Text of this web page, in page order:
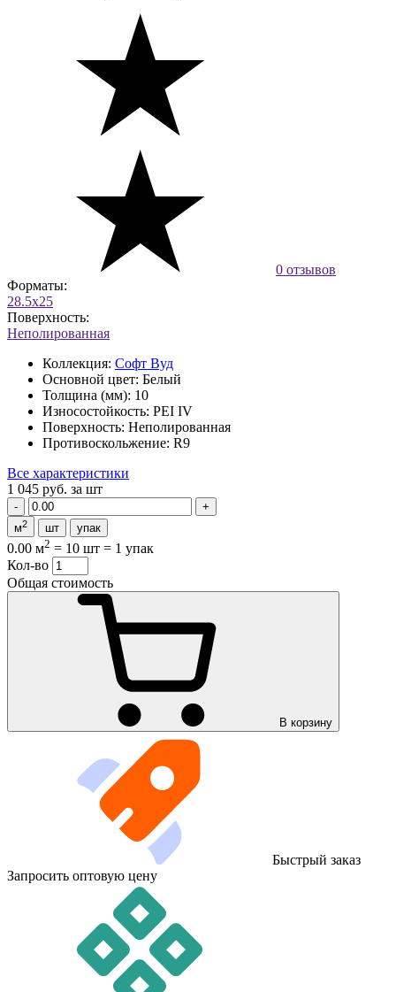
0 отзывов
Форматы:
28.5x25
Поверхность:
Неполированная
Коллекция: Софт Вуд
Основной цвет: Белый
Толщина (мм): 10
Износостойкость: PEI IV
Поверхность: Неполированная
Противоскольжение: R9
Все характеристики
1 045 руб. за шт
м2 шт упак
0.00 м2 = 10 шт = 1 упак
Кол-во
Общая стоимость
В корзину
Быстрый заказ
Запросить оптовую цену